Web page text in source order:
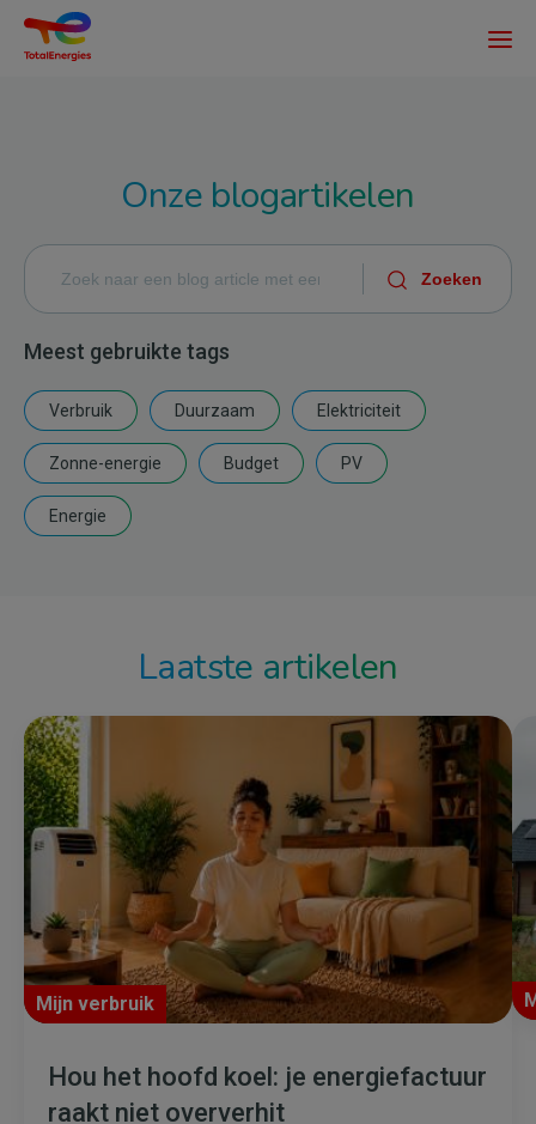
Overslaan
Onze blogartikelen
Meest gebruikte tags
Verbruik Duurzaam Elektriciteit
Zonne-energie Budget PV
Energie
Laatste artikelen
Mijn verbruik
Hou het hoofd koel: je energiefactuur
raakt niet oververhit